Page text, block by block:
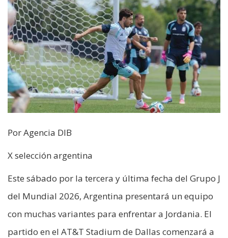
Por Agencia DIB
X selección argentina
Este sábado por la tercera y última fecha del Grupo J
del Mundial 2026, Argentina presentará un equipo
con muchas variantes para enfrentar a Jordania. El
partido en el AT&T Stadium de Dallas comenzará a